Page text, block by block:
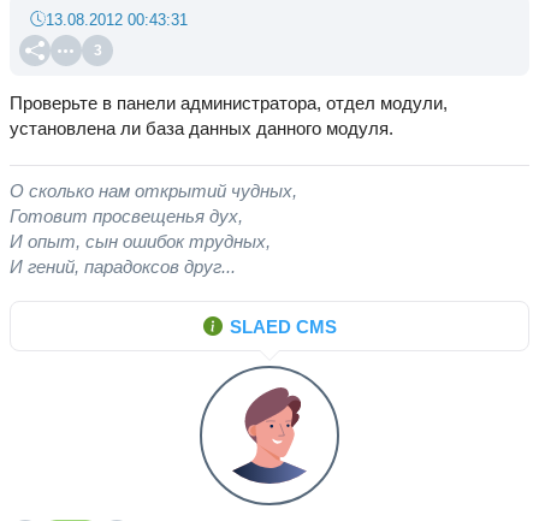
3
13.08.2012 00:43:31
Проверьте в панели администратора, отдел модули,
установлена ли база данных данного модуля.
О сколько нам открытий чудных,
Готовит просвещенья дух,
И опыт, сын ошибок трудных,
И гений, парадоксов друг...
SLAED CMS